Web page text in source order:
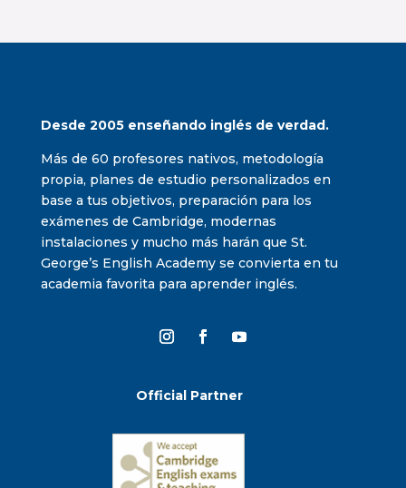
Desde 2005 enseñando inglés de verdad.
Más de 60 profesores nativos, metodología
propia, planes de estudio personalizados en
base a tus objetivos, preparación para los
exámenes de Cambridge, modernas
instalaciones y mucho más harán que St.
George’s English Academy se convierta en tu
academia favorita para aprender inglés.
Official Partner